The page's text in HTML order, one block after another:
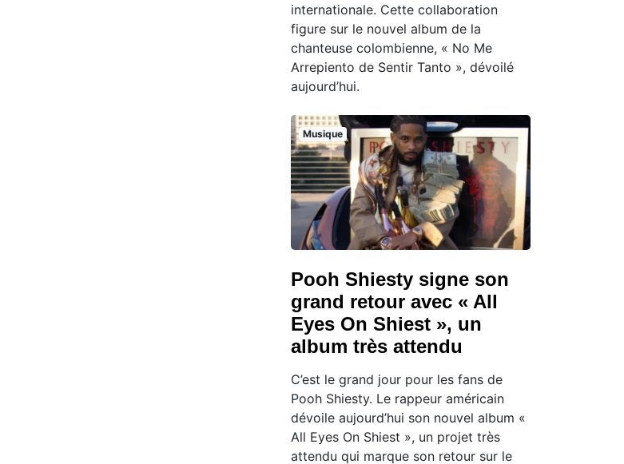
internationale. Cette collaboration
figure sur le nouvel album de la
chanteuse colombienne, « No Me
Arrepiento de Sentir Tanto », dévoilé
aujourd’hui.
Musique
Pooh Shiesty signe son
grand retour avec « All
Eyes On Shiest », un
album très attendu
C’est le grand jour pour les fans de
Pooh Shiesty. Le rappeur américain
dévoile aujourd’hui son nouvel album «
All Eyes On Shiest », un projet très
attendu qui marque son retour sur le